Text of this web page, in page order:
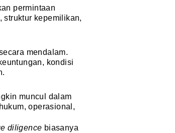
permintaan
struktur kepemilikan,
mendalam.
kondisi
muncul dalam
operasional,
diligence biasanya